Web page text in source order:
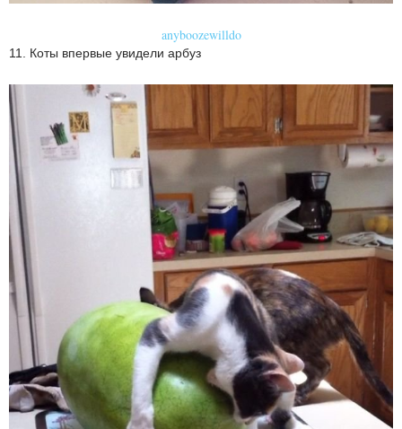
anyboozewilldo
11. Коты впервые увидели арбуз